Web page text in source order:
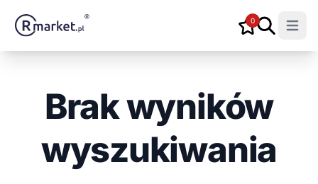
0
Open
Brak wyników
wyszukiwania